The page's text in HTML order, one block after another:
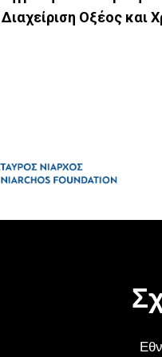
Διαχείριση Οξέος και